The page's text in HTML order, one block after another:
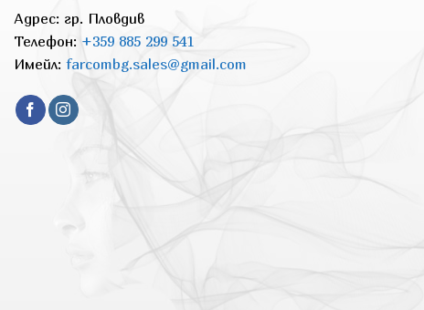
Адрес: гр. Пловдив
Телефон: +359 885 299 541
Имейл: farcombg.sales@gmail.com